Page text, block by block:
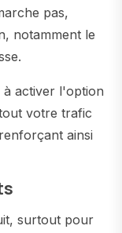
pas,
notamment le
à activer l'option
votre trafic
ainsi
surtout pour